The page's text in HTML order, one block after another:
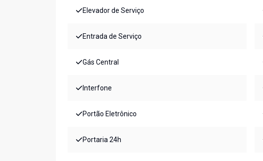
Elevador de Serviço
Entrada de Serviço
Gás Central
Interfone
Portão Eletrônico
Portaria 24h